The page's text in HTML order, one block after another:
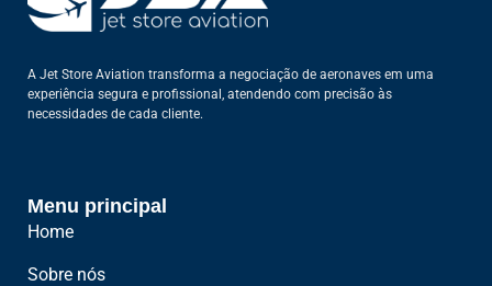
A Jet Store Aviation transforma a negociação de aeronaves em uma
experiência segura e profissional, atendendo com precisão às
necessidades de cada cliente.
Menu principal
Home
Sobre nós